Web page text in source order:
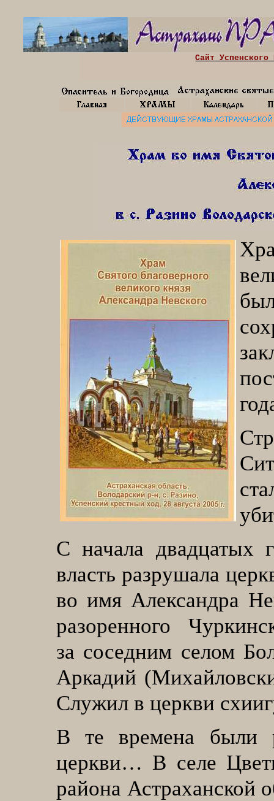
Сайт
С начала двадцатых
власть разрушала
во имя Александра
разоренного
за соседним селом
Аркадий
Служил в церкви
В те времена были
церкви… В селе
района Астраханской